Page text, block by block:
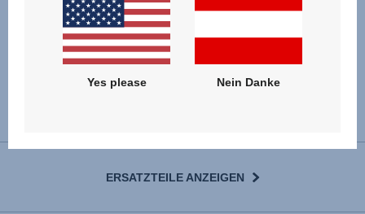
ERSATZTEILE ANZEIGEN
Yes please Nein Danke